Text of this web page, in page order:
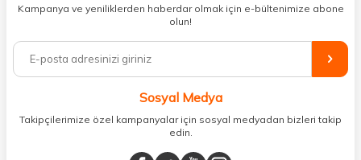
ihtiyacınız olan her şeyi tek bir çatı altında topluyor ve kapınıza kadar
%100 orijinal kozmetik ve sağlık ürünleriyle güzelliğinizi tamamlayabilir,
vücudunuzu desteklemek için güvenilir takviye edici gıdalara
minerallere kadar binlerce ürünü uygun fiyat ve hızlı kargo avantajıyla
sunuyoruz.
buluşturuyor ve online alışveriş deneyiminizi en iyi hale getiriyoruz.
Kampanya ve yeniliklerden haberdar olmak için e-bültenimize abone
olun!
Sosyal Medya
Takipçilerimize özel kampanyalar için sosyal medyadan bizleri takip
edin.